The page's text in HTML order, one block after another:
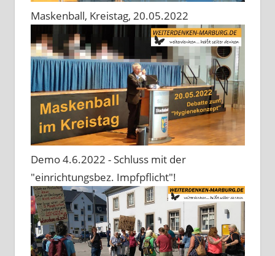
Maskenball, Kreistag, 20.05.2022
Demo 4.6.2022 - Schluss mit der
"einrichtungsbez. Impfpflicht"!